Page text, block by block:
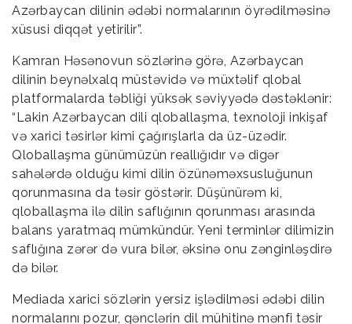
Azərbaycan dilinin ədəbi normalarının öyrədilməsinə
xüsusi diqqət yetirilir”.
Kamran Həsənovun sözlərinə görə, Azərbaycan
dilinin beynəlxalq müstəvidə və müxtəlif qlobal
platformalarda təbliği yüksək səviyyədə dəstəklənir:
“Lakin Azərbaycan dili qloballaşma, texnoloji inkişaf
və xarici təsirlər kimi çağırışlarla da üz-üzədir.
Qloballaşma günümüzün reallığıdır və digər
sahələrdə olduğu kimi dilin özünəməxsusluğunun
qorunmasına da təsir göstərir. Düşünürəm ki,
qloballaşma ilə dilin saflığının qorunması arasında
balans yaratmaq mümkündür. Yeni terminlər dilimizin
saflığına zərər də vura bilər, əksinə onu zənginləşdirə
də bilər.
Mediada xarici sözlərin yersiz işlədilməsi ədəbi dilin
normalarını pozur, gənclərin dil mühitinə mənfi təsir